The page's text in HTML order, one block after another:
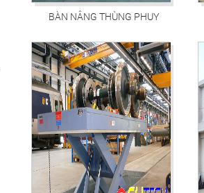
BÀN NÂNG THÙNG PHUY